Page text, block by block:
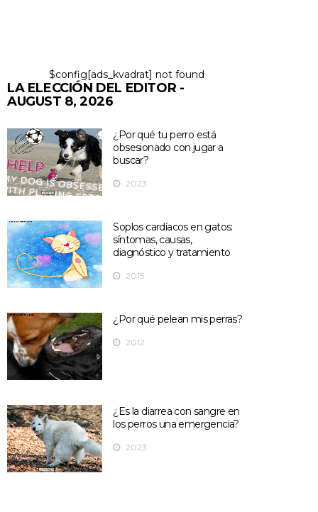
$config[ads_kvadrat] not found
LA ELECCIÓN DEL EDITOR -
AUGUST 8, 2026
¿Por qué tu perro está
obsesionado con jugar a
buscar?
2023
Soplos cardíacos en gatos:
síntomas, causas,
diagnóstico y tratamiento
2015
¿Por qué pelean mis perras?
2012
¿Es la diarrea con sangre en
los perros una emergencia?
2023